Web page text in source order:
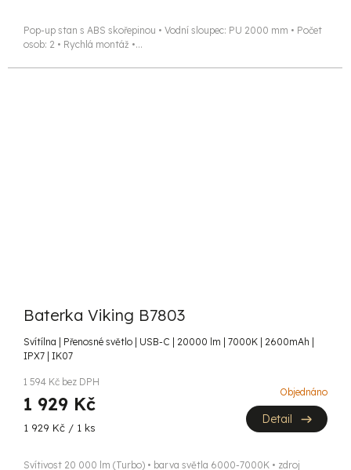
Pop-up stan s ABS skořepinou • Vodní sloupec: PU 2000 mm • Počet
osob: 2 • Rychlá montáž •...
Baterka Viking B7803
Svítílna | Přenosné světlo | USB-C | 20000 lm | 7000K | 2600mAh |
IPX7 | IK07
1 594 Kč bez DPH
1 929 Kč
Měrná
1 929 Kč / 1 ks
Objednáno
Detail
Svítivost 20 000 lm (Turbo) • barva světla 6000-7000K • zdroj